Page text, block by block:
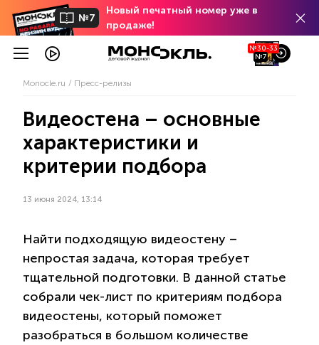
№7
Новый печатный номер уже в
продаже!
№30-33
№7
Monocle.ru Пресс-релизы
Видеостена – основные
характеристики и
критерии подбора
13 июня 2024, 13:14
Найти подходящую видеостену –
непростая задача, которая требует
тщательной подготовки. В данной статье
собрали чек-лист по критериям подбора
видеостены, который поможет
разобраться в большом количестве